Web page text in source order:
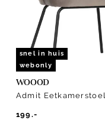
snel in huis
webonly
WOOOD
Admit
199.-